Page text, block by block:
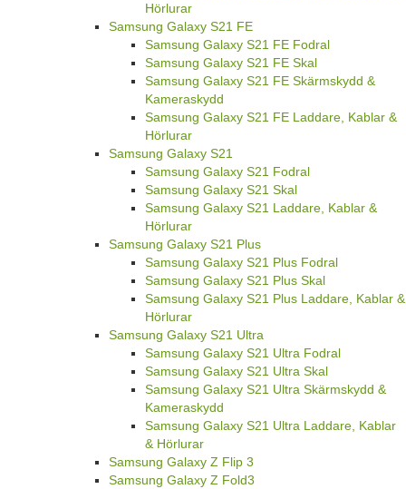
Hörlurar
Samsung Galaxy S21 FE
Samsung Galaxy S21 FE Fodral
Samsung Galaxy S21 FE Skal
Samsung Galaxy S21 FE Skärmskydd &
Kameraskydd
Samsung Galaxy S21 FE Laddare, Kablar &
Hörlurar
Samsung Galaxy S21
Samsung Galaxy S21 Fodral
Samsung Galaxy S21 Skal
Samsung Galaxy S21 Laddare, Kablar &
Hörlurar
Samsung Galaxy S21 Plus
Samsung Galaxy S21 Plus Fodral
Samsung Galaxy S21 Plus Skal
Samsung Galaxy S21 Plus Laddare, Kablar &
Hörlurar
Samsung Galaxy S21 Ultra
Samsung Galaxy S21 Ultra Fodral
Samsung Galaxy S21 Ultra Skal
Samsung Galaxy S21 Ultra Skärmskydd &
Kameraskydd
Samsung Galaxy S21 Ultra Laddare, Kablar
& Hörlurar
Samsung Galaxy Z Flip 3
Samsung Galaxy Z Fold3